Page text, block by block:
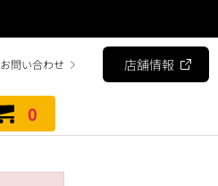
お問い合わせ 店舗情報
0